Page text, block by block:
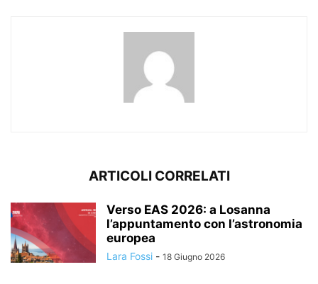
ARTICOLI CORRELATI
Verso EAS 2026: a Losanna
l’appuntamento con l’astronomia
europea
Lara Fossi - 18 Giugno 2026